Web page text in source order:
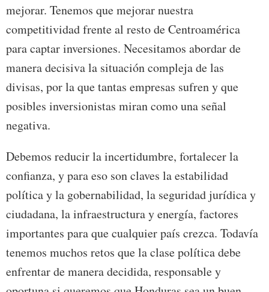
mejorar. Tenemos que mejorar nuestra
competitividad frente al resto de Centroamérica
para captar inversiones. Necesitamos abordar de
manera decisiva la situación compleja de las
divisas, por la que tantas empresas sufren y que
posibles inversionistas miran como una señal
negativa.
Debemos reducir la incertidumbre, fortalecer la
confianza, y para eso son claves la estabilidad
política y la gobernabilidad, la seguridad jurídica y
ciudadana, la infraestructura y energía, factores
importantes para que cualquier país crezca. Todavía
tenemos muchos retos que la clase política debe
enfrentar de manera decidida, responsable y